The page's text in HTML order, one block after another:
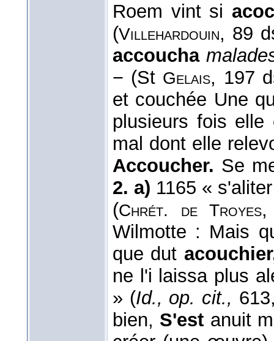
Roem vint si
(Villehardouin, 89
accoucha
− (St Gelais, 197
et couchée Une
plusieurs fois
mal dont elle
Accoucher. Se
2. a) 1165 «
(Chrét. de Troyes
Wilmotte : Mais
que dut
ne l'i laissa plus
» (Id., op. cit.,
bien, S'est anuit